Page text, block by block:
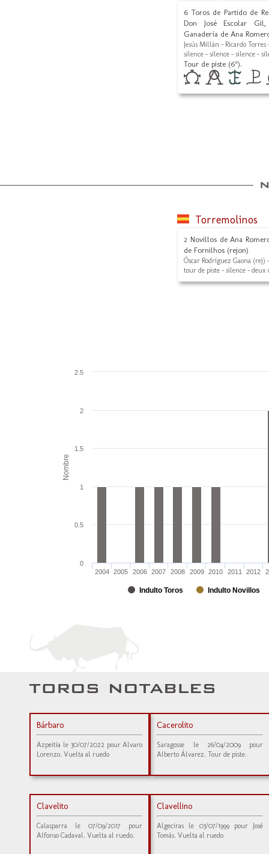
6 Toros de Partido de
Don José Escolar
Ganadería de Ana
Jesús Millán - Ricardo
silence - silence - silence -
Tour de piste (6°).
Torremolinos
2 Novillos de Ana
de Fornilhos (rejon)
Óscar Rodríguez Gaona (rej)
tour de piste - silence - deux
Nombre
Indulto Toros Indulto Novillos
2004 2005 2006 2007 2008 2009 2010 2011 2012
0
0.5
1
1.5
2
2.5
Bárbaro
Azpeitia le 30/07/2022 pour Alvaro
Lorenzo. Vuelta al ruedo
Cacerolito
Saragosse le 26/04/2009 pour
Alberto Álvarez. Tour de piste.
Clavelito
Calasparra le 07/09/2017 pour
Alfonso Cadaval. Vuelta al ruedo.
Clavellino
Algeciras le 03/07/1999 pour José
Tomás. Vuelta al ruedo